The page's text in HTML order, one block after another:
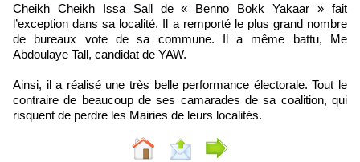
Cheikh Cheikh Issa Sall de « Benno Bokk Yakaar » fait
l’exception dans sa localité. Il a remporté le plus grand nombre
de bureaux vote de sa commune. Il a même battu, Me
Abdoulaye Tall, candidat de YAW.
Ainsi, il a réalisé une très belle performance électorale. Tout le
contraire de beaucoup de ses camarades de sa coalition, qui
risquent de perdre les Mairies de leurs localités.